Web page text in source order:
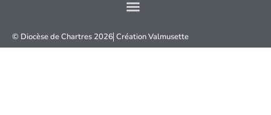
© Diocèse de Chartres 2026 CréationValmusette